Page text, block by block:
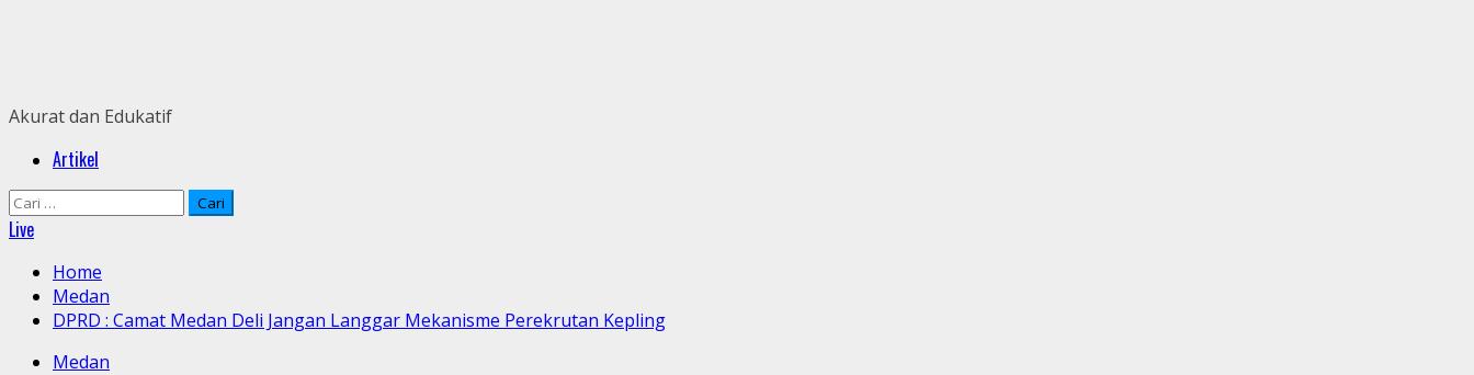
Akurat dan Edukatif
PrimaryArtikel
Cari
untuk:
Live
Home
Medan
DPRD : Camat Medan Deli Jangan Langgar Mekanisme Perekrutan Kepling
Medan